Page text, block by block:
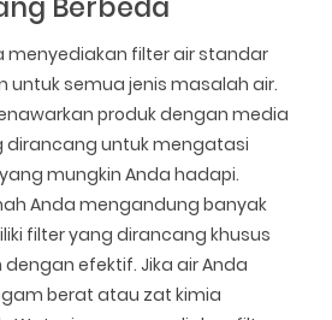
menyediakan filter air standar
semua jenis masalah air.
produk dengan media
dirancang untuk mengatasi
mungkin Anda hadapi.
Anda mengandung banyak
filter yang dirancang khusus
efektif. Jika air Anda
berat atau zat kimia